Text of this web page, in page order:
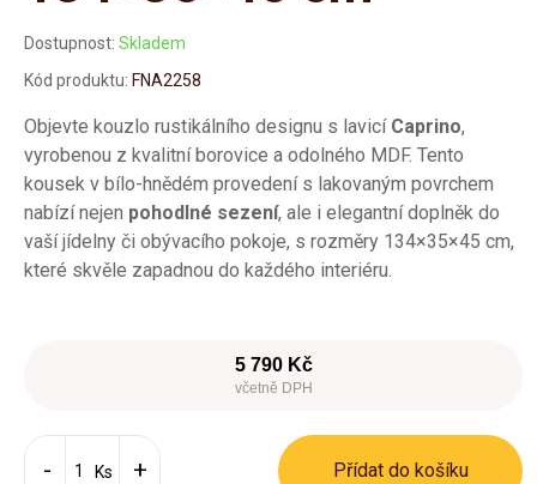
Dostupnost: Skladem
Kód produktu: FNA2258
Objevte kouzlo rustikálního designu s lavicí Caprino,
vyrobenou z kvalitní borovice a odolného MDF. Tento
kousek v bílo-hnědém provedení s lakovaným povrchem
nabízí nejen pohodlné sezení, ale i elegantní doplněk do
vaší jídelny či obývacího pokoje, s rozměry 134×35×45 cm,
které skvěle zapadnou do každého interiéru.
5 790 Kč
včetně DPH
Ks Přídat do košíku